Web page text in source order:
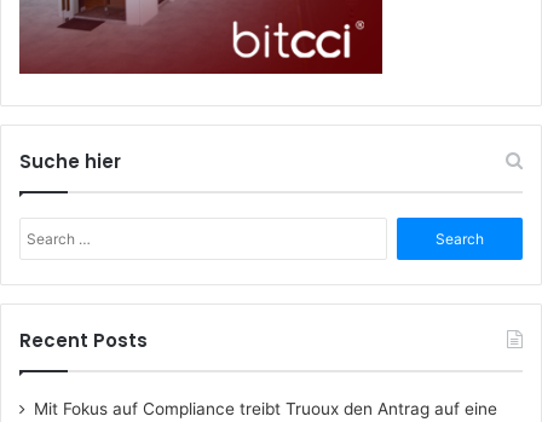
Suche hier
for:
Recent Posts
Mit Fokus auf Compliance treibt Truoux den Antrag auf eine